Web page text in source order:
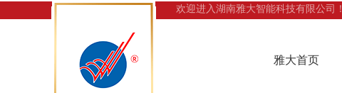
欢迎进入湖南雅大智能科技有限公司！
雅大首页